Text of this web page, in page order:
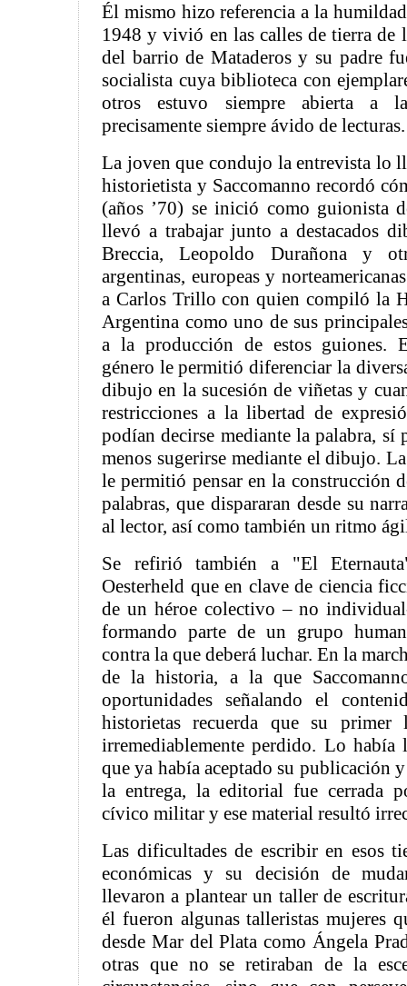
Él mismo hizo referencia a la
1948 y vivió en las calles de tierra de
del barrio de Mataderos y su padre
socialista cuya biblioteca con
otros estuvo siempre abierta a
precisamente siempre ávido de lecturas.
La joven que condujo la entrevista lo
historietista y Saccomanno recordó
(años ’70) se inició como guionista
llevó a trabajar junto a destacados
Breccia, Leopoldo Durañona y
argentinas, europeas y
a Carlos Trillo con quien compiló la
Argentina como uno de sus
a la producción de estos guiones.
género le permitió diferenciar la
dibujo en la sucesión de viñetas y
restricciones a la libertad de
podían decirse mediante la palabra, sí
menos sugerirse mediante el dibujo.
le permitió pensar en la construcción
palabras, que dispararan desde su
al lector, así como también un ritmo
Se refirió también a "El
Oesterheld que en clave de ciencia
de un héroe colectivo – no
formando parte de un grupo
contra la que deberá luchar. En la
de la historia, a la que
oportunidades señalando el
historietas recuerda que su primer
irremediablemente perdido. Lo
que ya había aceptado su publicación
la entrega, la editorial fue cerrada
cívico militar y ese material resultó
Las dificultades de escribir en esos
económicas y su decisión de
llevaron a plantear un taller de
él fueron algunas talleristas mujeres
desde Mar del Plata como Ángela
otras que no se retiraban de la